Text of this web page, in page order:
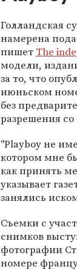
Голландская
намерена
пишет The
модели,
за то, что
июньском
без
разрешения
"Playboy не
котором мне
как принять
указывает
занялись
Съемки с
снимков
фотографии
номере